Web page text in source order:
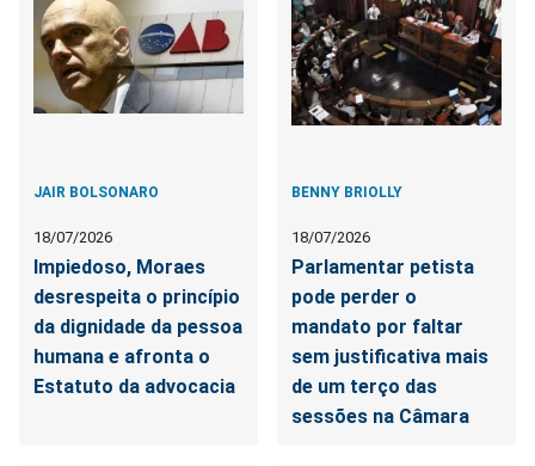
JAIR BOLSONARO
18/07/2026
Impiedoso, Moraes
desrespeita o princípio
da dignidade da pessoa
humana e afronta o
Estatuto da advocacia
BENNY BRIOLLY
18/07/2026
Parlamentar petista
pode perder o
mandato por faltar
sem justificativa mais
de um terço das
sessões na Câmara